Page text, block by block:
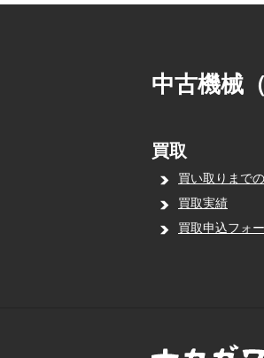
中古機械
買取
買い取りまで
買取実績
買取申込フォ